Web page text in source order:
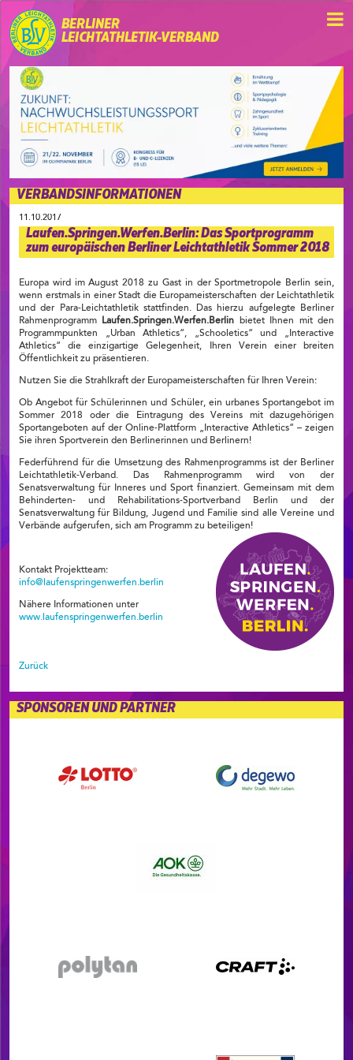
BERLINER
LEICHTATHLETIK-VERBAND
VERBANDSINFORMATIONEN
11.10.2017
Laufen.Springen.Werfen.Berlin: Das Sportprogramm
zum europäischen Berliner Leichtathletik Sommer 2018
Europa wird im August 2018 zu Gast in der Sportmetropole Berlin sein,
wenn erstmals in einer Stadt die Europameisterschaften der Leichtathletik
und der Para-Leichtathletik stattfinden. Das hierzu aufgelegte Berliner
Rahmenprogramm
Laufen.Springen.Werfen.Berlin bietet Ihnen mit den
Programmpunkten „Urban Athletics“, „Schooletics“ und „Interactive
Athletics“ die einzigartige Gelegenheit, Ihren Verein einer breiten
Öffentlichkeit zu präsentieren.
Nutzen Sie die Strahlkraft der Europameisterschaften für Ihren Verein:
Ob Angebot für Schülerinnen und Schüler, ein urbanes Sportangebot im
Sommer 2018 oder die Eintragung des Vereins mit dazugehörigen
Sportangeboten auf der Online-Plattform „Interactive Athletics“ – zeigen
Sie ihren Sportverein den Berlinerinnen und Berlinern!
Federführend für die Umsetzung des Rahmenprogramms ist der Berliner
Leichtathletik-Verband. Das Rahmenprogramm wird von der
Senatsverwaltung für Inneres und Sport finanziert. Gemeinsam mit dem
Behinderten- und Rehabilitations-Sportverband Berlin und der
Senatsverwaltung für Bildung, Jugend und Familie sind alle Vereine und
Verbände aufgerufen, sich am Programm zu beteiligen!
Kontakt Projektteam:
info@laufenspringenwerfen.berlin
Nähere Informationen unter
www.laufenspringenwerfen.berlin
Zurück
SPONSOREN UND PARTNER